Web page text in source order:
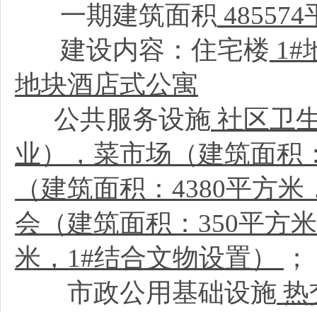
一期建筑面积 485574
建设内容：住宅楼 1#
地块酒店式公寓
公共服务设施 社区卫
业），菜市场（建筑面积
（建筑面积：4380平方
会（建筑面积：350平方
米，1#结合文物设置）
；
市政公用基础设施 热